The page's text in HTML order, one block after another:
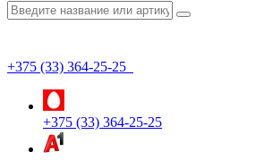
+375 (33) 364-25-25
+375 (33) 364-25-25